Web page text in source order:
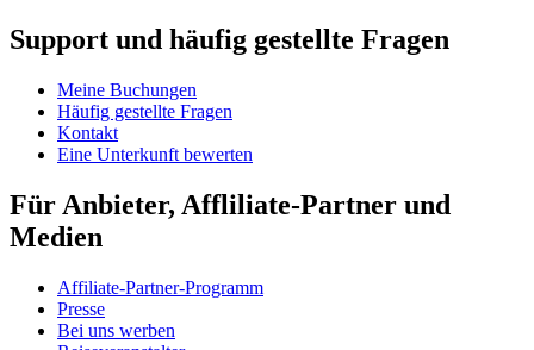
Support und häufig gestellte Fragen
Meine Buchungen
Häufig gestellte Fragen
Kontakt
Eine Unterkunft bewerten
Für Anbieter, Affliliate-Partner und
Medien
Affiliate-Partner-Programm
Presse
Bei uns werben